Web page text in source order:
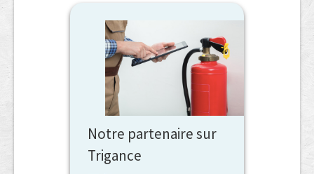
Notre partenaire sur
Trigance